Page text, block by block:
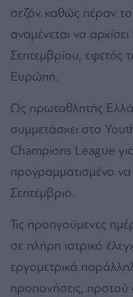
σεζόν καθώς πέραν
αναμένεται να
Σεπτεμβρίου, εφετός
Ευρώπη.
Ως πρωταθλητής
συμμετάσχει στο
Champions League
προγραμματισμένο να
Σεπτέμβριο.
Τις προηγούμενες
σε πλήρη ιατρικό
εργομετρικά
προπονήσεις, προτού